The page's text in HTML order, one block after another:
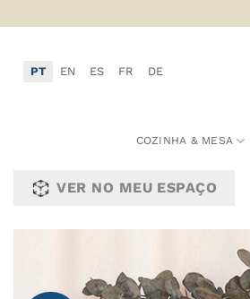
to
PT EN ES FR DE
COZINHA & MESA
VER NO MEU ESPAÇO